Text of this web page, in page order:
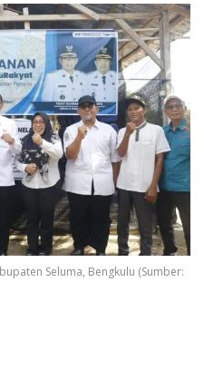
Seluma, Bengkulu (Sumber: